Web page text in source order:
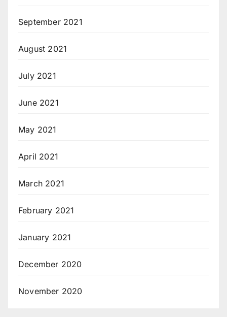
September 2021
August 2021
July 2021
June 2021
May 2021
April 2021
March 2021
February 2021
January 2021
December 2020
November 2020